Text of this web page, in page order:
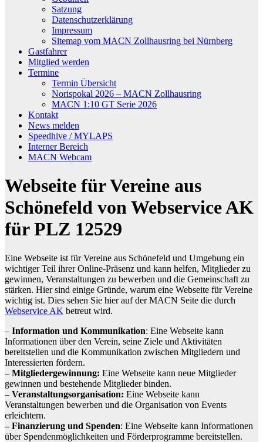
Satzung
Datenschutzerklärung
Impressum
Sitemap vom MACN Zollhausring bei Nürnberg
Gastfahrer
Mitglied werden
Termine
Termin Übersicht
Norispokal 2026 – MACN Zollhausring
MACN 1:10 GT Serie 2026
Kontakt
News melden
Speedhive / MYLAPS
Interner Bereich
MACN Webcam
Webseite für Vereine aus
Schönefeld von Webservice AK
für PLZ 12529
Eine Webseite ist für Vereine aus Schönefeld und Umgebung ein
wichtiger Teil ihrer Online-Präsenz und kann helfen, Mitglieder zu
gewinnen, Veranstaltungen zu bewerben und die Gemeinschaft zu
stärken. Hier sind einige Gründe, warum eine Webseite für Vereine
wichtig ist. Dies sehen Sie hier auf der MACN Seite die durch
Webservice AK betreut wird.
– Information und Kommunikation: Eine Webseite kann
Informationen über den Verein, seine Ziele und Aktivitäten
bereitstellen und die Kommunikation zwischen Mitgliedern und
Interessierten fördern.
– Mitgliedergewinnung: Eine Webseite kann neue Mitglieder
gewinnen und bestehende Mitglieder binden.
– Veranstaltungsorganisation: Eine Webseite kann
Veranstaltungen bewerben und die Organisation von Events
erleichtern.
– Finanzierung und Spenden: Eine Webseite kann Informationen
über Spendenmöglichkeiten und Förderprogramme bereitstellen.